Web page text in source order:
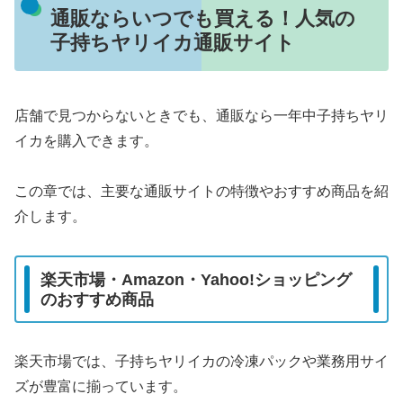
通販ならいつでも買える！人気の
子持ちヤリイカ通販サイト
店舗で見つからないときでも、通販なら一年中子持ちヤリ
イカを購入できます。
この章では、主要な通販サイトの特徴やおすすめ商品を紹
介します。
楽天市場・Amazon・Yahoo!ショッピング
のおすすめ商品
楽天市場では、子持ちヤリイカの冷凍パックや業務用サイ
ズが豊富に揃っています。